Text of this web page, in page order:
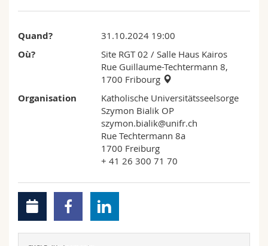
Sciences et médecine
Interfacultaire
Collaborateurs
Doctorants
Webmail
Programme des cours
Quand? 31.10.2024 19:00
Où?
Site RGT 02 / Salle Haus Kairos
Rue Guillaume-Techtermann 8,
1700 Fribourg
Organisation
Katholische Universitätsseelsorge
Szymon Bialik OP
szymon.bialik@unifr.ch
Rue Techtermann 8a
1700 Freiburg
+ 41 26 300 71 70